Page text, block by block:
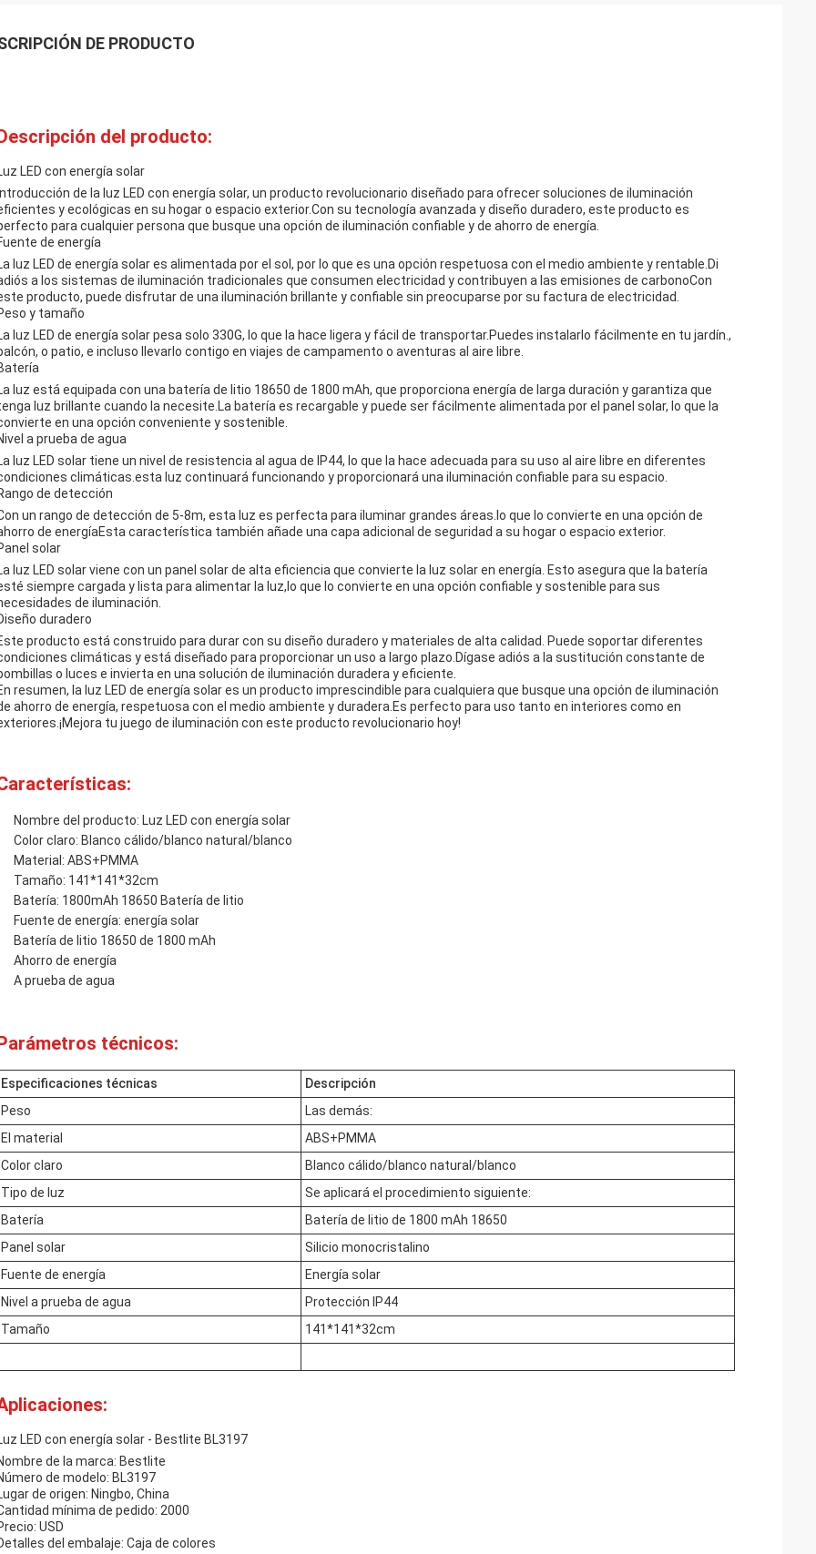
DE PRODUCTO
del producto:
LED con energía solar
de la luz LED con energía solar, un producto revolucionario diseñado para ofrecer soluciones de iluminación
y ecológicas en su hogar o espacio exterior.Con su tecnología avanzada y diseño duradero, este producto es
para cualquier persona que busque una opción de iluminación confiable y de ahorro de energía.
de energía
luz LED de energía solar es alimentada por el sol, por lo que es una opción respetuosa con el medio ambiente y rentable.Di
a los sistemas de iluminación tradicionales que consumen electricidad y contribuyen a las emisiones de carbonoCon
producto, puede disfrutar de una iluminación brillante y confiable sin preocuparse por su factura de electricidad.
y tamaño
luz LED de energía solar pesa solo 330G, lo que la hace ligera y fácil de transportar.Puedes instalarlo fácilmente en tu jardín.,
o patio, e incluso llevarlo contigo en viajes de campamento o aventuras al aire libre.
luz está equipada con una batería de litio 18650 de 1800 mAh, que proporciona energía de larga duración y garantiza que
luz brillante cuando la necesite.La batería es recargable y puede ser fácilmente alimentada por el panel solar, lo que la
en una opción conveniente y sostenible.
a prueba de agua
luz LED solar tiene un nivel de resistencia al agua de IP44, lo que la hace adecuada para su uso al aire libre en diferentes
climáticas.esta luz continuará funcionando y proporcionará una iluminación confiable para su espacio.
de detección
un rango de detección de 5-8m, esta luz es perfecta para iluminar grandes áreas.lo que lo convierte en una opción de
de energíaEsta característica también añade una capa adicional de seguridad a su hogar o espacio exterior.
solar
luz LED solar viene con un panel solar de alta eficiencia que convierte la luz solar en energía. Esto asegura que la batería
siempre cargada y lista para alimentar la luz,lo que lo convierte en una opción confiable y sostenible para sus
de iluminación.
duradero
producto está construido para durar con su diseño duradero y materiales de alta calidad. Puede soportar diferentes
climáticas y está diseñado para proporcionar un uso a largo plazo.Dígase adiós a la sustitución constante de
o luces e invierta en una solución de iluminación duradera y eficiente.
resumen, la luz LED de energía solar es un producto imprescindible para cualquiera que busque una opción de iluminación
ahorro de energía, respetuosa con el medio ambiente y duradera.Es perfecto para uso tanto en interiores como en
tu juego de iluminación con este producto revolucionario hoy!
Nombre del producto: Luz LED con energía solar
Color claro: Blanco cálido/blanco natural/blanco
Material: ABS+PMMA
Tamaño: 141*141*32cm
Batería: 1800mAh 18650 Batería de litio
Fuente de energía: energía solar
Batería de litio 18650 de 1800 mAh
Ahorro de energía
A prueba de agua
técnicos:
Especificaciones técnicas
Descripción
Peso
Las demás:
El material
ABS+PMMA
Color claro
Blanco cálido/blanco natural/blanco
Tipo de luz
Se aplicará el procedimiento siguiente:
Batería
Batería de litio de 1800 mAh 18650
Panel solar
Silicio monocristalino
Fuente de energía
Energía solar
Nivel a prueba de agua
Protección IP44
Tamaño
141*141*32cm
LED con energía solar - Bestlite BL3197
de la marca: Bestlite
de modelo: BL3197
de origen: Ningbo, China
mínima de pedido: 2000
USD
del embalaje: Caja de colores